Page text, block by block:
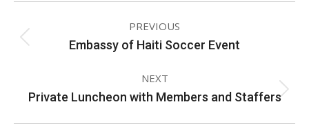
NAVIGATION
PREVIOUS
Previous
Embassy of Haiti Soccer Event
NEXT
Next
Private Luncheon with Members and Staffers